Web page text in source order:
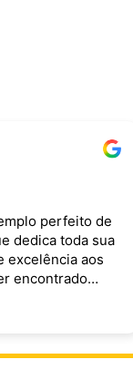
perfeito de
dedica toda sua
excelência aos
encontrado